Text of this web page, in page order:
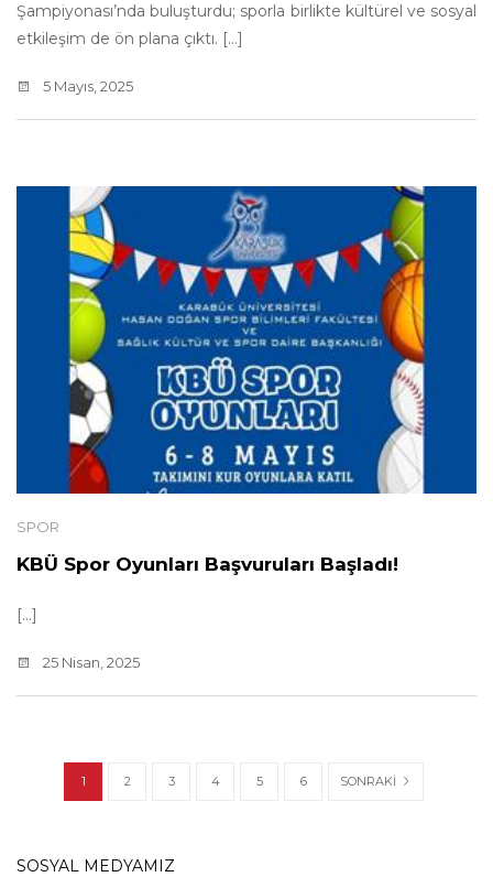
Şampiyonası’nda buluşturdu; sporla birlikte kültürel ve sosyal
etkileşim de ön plana çıktı. [...]
5 Mayıs, 2025
SPOR
KBÜ Spor Oyunları Başvuruları Başladı!
[...]
25 Nisan, 2025
1 2 3 4 5 6 SONRAKI
SOSYAL MEDYAMIZ